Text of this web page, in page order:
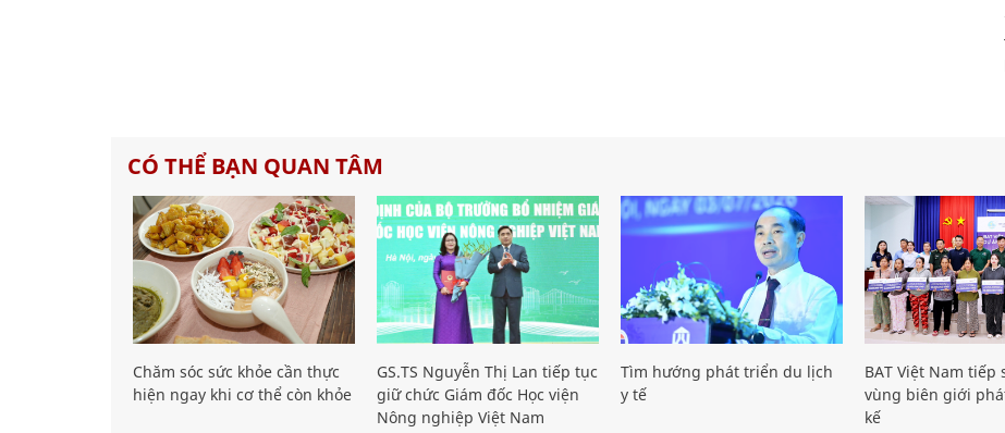
CÓ THỂ BẠN QUAN TÂM
Chăm sóc sức khỏe cần thực
hiện ngay khi cơ thể còn khỏe
GS.TS Nguyễn Thị Lan tiếp tục
giữ chức Giám đốc Học viện
Nông nghiệp Việt Nam
Tìm hướng phát triển du lịch
y tế
BAT Việt Nam tiếp
vùng biên giới
kế